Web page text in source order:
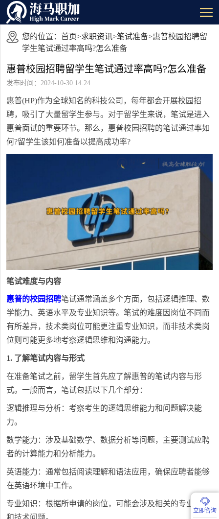
您的位置： 首页>求职资讯>笔试准备>惠普校园招聘留
学生笔试通过率高吗?怎么准备
惠普校园招聘留学生笔试通过率高吗?怎么准备
发布时间：2024-10-30 14:24
惠普(HP)作为全球知名的科技公司，每年都会开展校园招
聘，吸引了大量留学生参与。对于留学生来说，笔试是进入
惠普面试的重要环节。那么，惠普校园招聘的笔试通过率如
何?留学生该如何准备以提高成功率?
笔试难度与内容
惠普的校园招聘笔试通常涵盖多个方面，包括逻辑推理、数
学能力、英语水平及专业知识等。笔试的难度因岗位不同而
有所差异，技术类岗位可能更注重专业知识，而非技术类岗
位则可能更多地考察逻辑思维和沟通能力。
1. 了解笔试内容与形式
在准备笔试之前，留学生首先应了解惠普的笔试内容与形
式。一般而言，笔试包括以下几个部分：
逻辑推理与分析：考察考生的逻辑思维能力和问题解决能
力。
数学能力：涉及基础数学、数据分析等问题，主要测试应聘
者的计算能力和分析能力。
英语能力：通常包括阅读理解和语法应用，确保应聘者能够
在英语环境中工作。
专业知识：根据所申请的岗位，可能会涉及相关的专业知识
立即咨询